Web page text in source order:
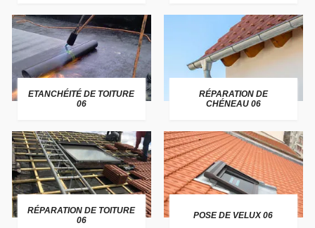
ETANCHÉITÉ DE TOITURE
06
RÉPARATION DE
CHÉNEAU 06
RÉPARATION DE TOITURE
06
POSE DE VELUX 06